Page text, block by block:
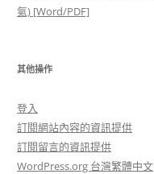
氣) [Word/PDF]
其他操作
登入
訂閱網站內容的資訊提供
訂閱留言的資訊提供
WordPress.org 台灣繁體中文